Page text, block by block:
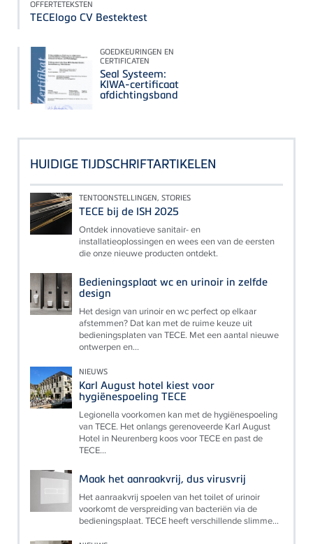
OFFERTETEKSTEN
TECElogo CV Bestektest
GOEDKEURINGEN EN
CERTIFICATEN
Seal Systeem:
KIWA-certificaat
afdichtingsband
HUIDIGE TIJDSCHRIFTARTIKELEN
TENTOONSTELLINGEN, STORIES
TECE bij de ISH 2025
Ontdek innovatieve sanitair- en
installatieoplossingen en wees een van de eersten
die onze nieuwe producten ontdekt.
Bedieningsplaat wc en urinoir in zelfde
design
Het design van urinoir en wc perfect op elkaar
afstemmen? Dat kan met de ruime keuze uit
bedieningsplaten van TECE. Met een aantal nieuwe
ontwerpen en...
NIEUWS
Karl August hotel kiest voor
hygiënespoeling TECE
Legionella voorkomen kan met de hygiënespoeling
van TECE. Het onlangs gerenoveerde Karl August
Hotel in Neurenberg koos voor TECE en past de
TECE...
Maak het aanraakvrij, dus virusvrij
Het aanraakvrij spoelen van het toilet of urinoir
voorkomt de verspreiding van bacteriën via de
bedieningsplaat. TECE heeft verschillende slimme...